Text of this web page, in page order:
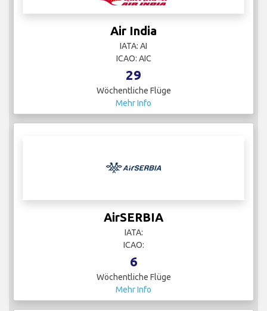
Air India
IATA: AI
ICAO: AIC
29
Wöchentliche Flüge
Mehr Info
AirSERBIA
IATA:
ICAO:
6
Wöchentliche Flüge
Mehr Info